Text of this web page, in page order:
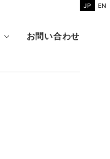
お問い合わせ
JP EN